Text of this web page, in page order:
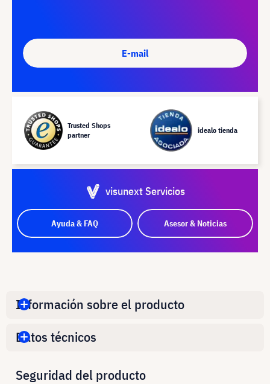
E-mail
Trusted Shops
partner
idealo tienda
visunext Servicios
Ayuda & FAQ Asesor & Noticias
Información sobre el producto
Datos técnicos
Seguridad del producto